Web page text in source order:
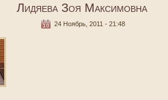
Лидяева Зоя Максимовна
24 Ноябрь, 2011 - 21:48